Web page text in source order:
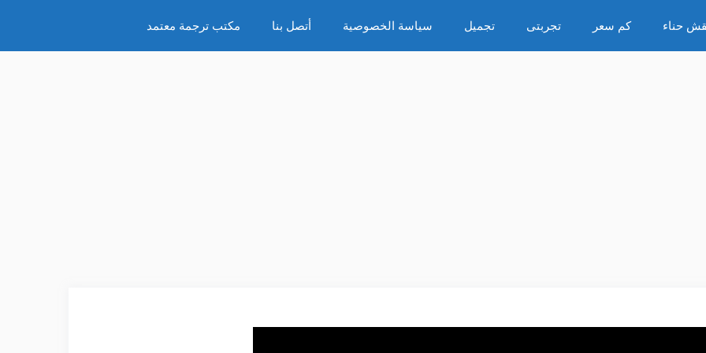
حناء كم سعر تجربتى تجميل سياسة الخصوصية أتصل بنا مكتب ترجمة معتمد